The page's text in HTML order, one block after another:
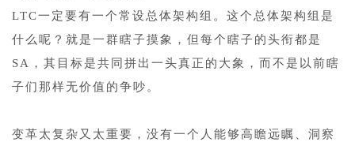
LTC一定要有一个常设总体架构组。这个总体架构组是
什么呢？就是一群瞎子摸象，但每个瞎子的头衔都是
SA，其目标是共同拼出一头真正的大象，而不是以前瞎
子们那样无价值的争吵。
变革太复杂又太重要，没有一个人能够高瞻远瞩、洞察